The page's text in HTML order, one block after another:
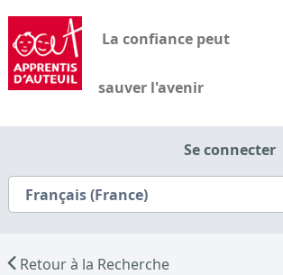
La confiance peut
sauver l'avenir
Se connecter
Retour à la Recherche